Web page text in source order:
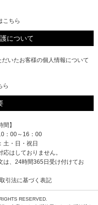
こちら
について
いたお客様の個人情報について
ら
間】
：00～16：00
土・日・祝日
はしておりません。
は、24時間365日受け付けてお
引法に基づく表記
RESERVED.